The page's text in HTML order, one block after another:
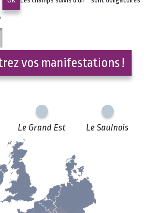
vos manifestations !
Le Grand Est Le Saulnois